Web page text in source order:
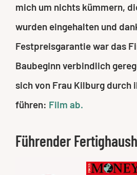
mich um nichts kümmern,
wurden eingehalten und
Festpreisgarantie war das
Baubeginn verbindlich
sich von Frau Kilburg durch
führen: Film ab.
Führender